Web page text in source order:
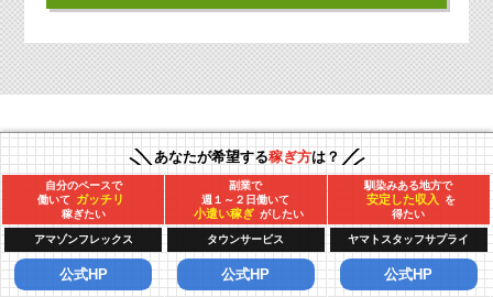
※【3選選定理由】
「アマゾンフレックス」
服装・勤務時間自由のスマホアプリで始める軽貨物委託配送
「タウンサービス」
企業間配送のみのルート配送で週2日制希望など業務内容の選択
あなたが希望する稼ぎ方は？
自分のペースで
働いて ガッチリ
稼ぎたい
アマゾンフレックス
公式HP
副業で
週１～２日働いて
小遣い稼ぎ がしたい
タウンサービス
公式HP
馴染みある地方で
安定した収入
を
得たい
ヤマトスタッフサプライ
公式HP